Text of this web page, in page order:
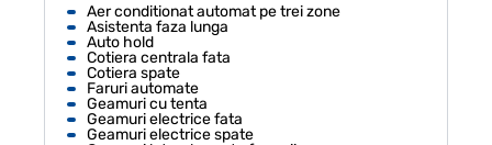
Aer conditionat automat pe trei zone
Asistenta faza lunga
Auto hold
Cotiera centrala fata
Cotiera spate
Faruri automate
Geamuri cu tenta
Geamuri electrice fata
Geamuri electrice spate